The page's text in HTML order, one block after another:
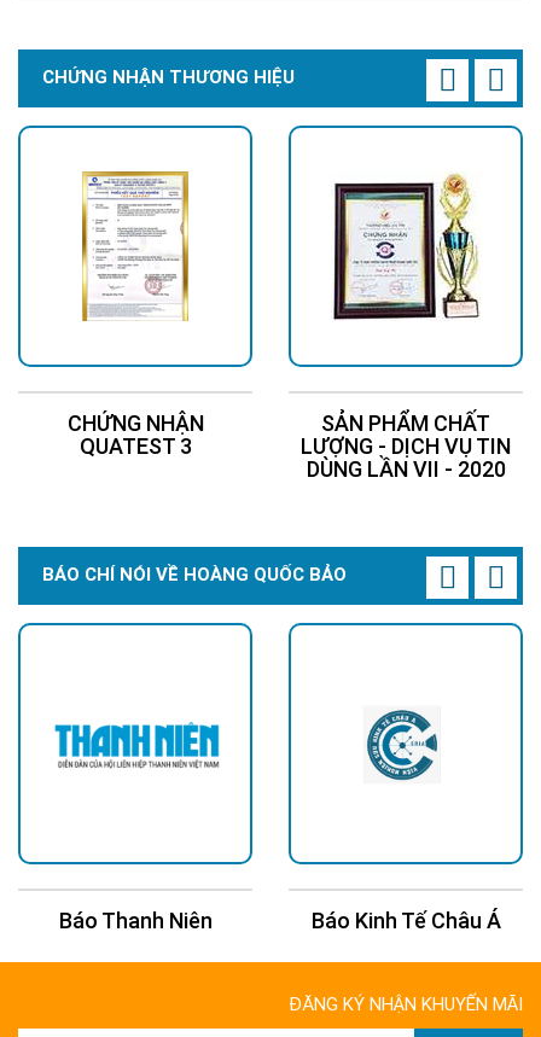
CHỨNG NHẬN THƯƠNG HIỆU
CHỨNG NHẬN
QUATEST 3
SẢN PHẨM CHẤT
LƯỢNG - DỊCH VỤ TIN
DÙNG LẦN VII - 2020
BÁO CHÍ NÓI VỀ HOÀNG QUỐC BẢO
Báo Kinh Tế Châu Á Báo 24H
ĐĂNG KÝ NHẬN KHUYẾN MÃI